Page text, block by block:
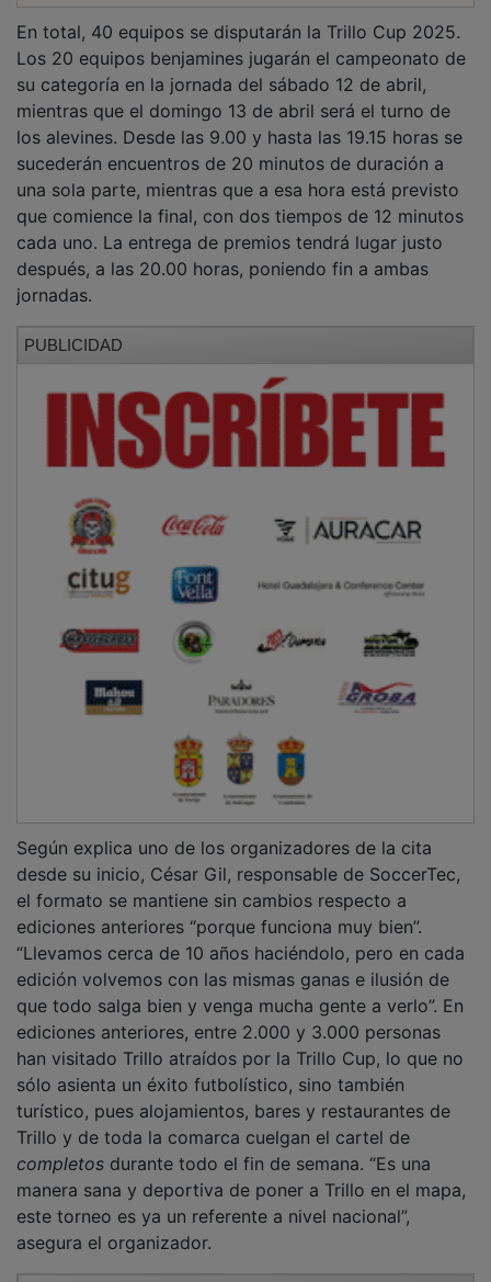
Los 20 equipos benjamines jugarán el campeonato de
su categoría en la jornada del sábado 12 de abril,
mientras que el domingo 13 de abril será el turno de
los alevines. Desde las 9.00 y hasta las 19.15 horas se
sucederán encuentros de 20 minutos de duración a
una sola parte, mientras que a esa hora está previsto
que comience la final, con dos tiempos de 12 minutos
cada uno. La entrega de premios tendrá lugar justo
después, a las 20.00 horas, poniendo fin a ambas
jornadas.
desde su inicio, César Gil, responsable de SoccerTec,
el formato se mantiene sin cambios respecto a
ediciones anteriores “porque funciona muy bien”.
“Llevamos cerca de 10 años haciéndolo, pero en cada
edición volvemos con las mismas ganas e ilusión de
que todo salga bien y venga mucha gente a verlo”. En
ediciones anteriores, entre 2.000 y 3.000 personas
han visitado Trillo atraídos por la Trillo Cup, lo que no
sólo asienta un éxito futbolístico, sino también
turístico, pues alojamientos, bares y restaurantes de
Trillo y de toda la comarca cuelgan el cartel de
completosdurante todo el fin de semana. “Es una
manera sana y deportiva de poner a Trillo en el mapa,
este torneo es ya un referente a nivel nacional”,
asegura el organizador.